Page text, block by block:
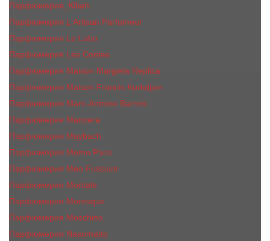
Парфюмерия_КiIiаn
Парфюмерия L'Artisan Parfumeur
Парфюмерия Le Labo
Парфюмерия Les Contes
Парфюмерия Maison Margiela Replica
Парфюмерия Maison Francis Kurkdjian
Парфюмерия Marc-Antoine Barrois
Парфюмерия Mancera
Парфюмерия Maybach
Парфюмерия Memo Paris
Парфюмерия Meo Fusciuni
Парфюмерия Montale
Парфюмерия Moresque
Парфюмерия Moschino
Парфюмерия Nasomatto